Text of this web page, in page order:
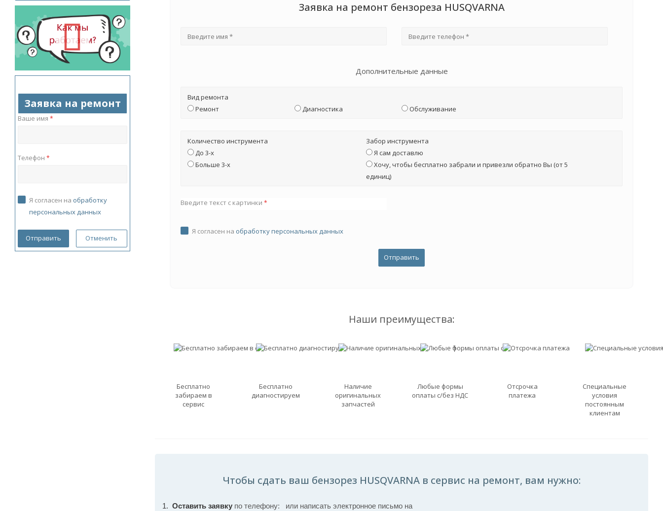
Заявка на ремонт бензореза HUSQVARNA
Дополнительные данные
Вид ремонта
Ремонт
Диагностика Обслуживание
Количество инструмента
До 3-х
Больше 3-х
Забор инструмента
Я сам доставлю
Хочу, чтобы бесплатно забрали и привезли обратно Вы (от 5
единиц)
Введите текст с картинки *
Я согласен на обработку персональных данных
Наши преимущества:
Бесплатно
забираем в
сервис
Бесплатно
диагностируем
Наличие
оригинальных
запчастей
Любые формы
оплаты с/без НДС
Отсрочка
платежа
Специальные
условия
постоянным
клиентам
Чтобы сдать ваш бензорез HUSQVARNA в сервис на ремонт, вам нужно:
Оставить заявку по телефону:
или написать электронное письмо на
Заявка на ремонт
Ваше имя *
Телефон *
Я согласен на обработку
персональных данных
Отменить